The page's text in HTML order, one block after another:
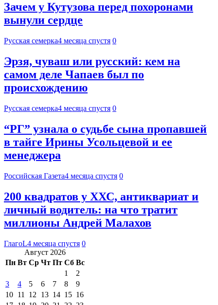
Зачем у Кутузова перед похоронами
вынули сердце
Русская семерка4 месяца спустя 0
Эрзя, чуваш или русский: кем на
самом деле Чапаев был по
происхождению
Русская семерка4 месяца спустя 0
“РГ” узнала о судьбе сына пропавшей
в тайге Ирины Усольцевой и ее
менеджера
Российская Газета4 месяца спустя 0
200 квадратов у ХХС, антиквариат и
личный водитель: на что тратит
миллионы Андрей Малахов
ГлагоL4 месяца спустя 0
Август 2026
Пн Вт Ср Чт Пт Сб Вс
1
2
3
4 5 6 7 8
9
10 11 12 13 14 15 16